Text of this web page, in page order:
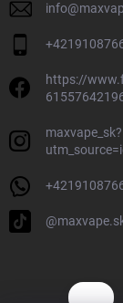
info@
https://
maxvape_sk?